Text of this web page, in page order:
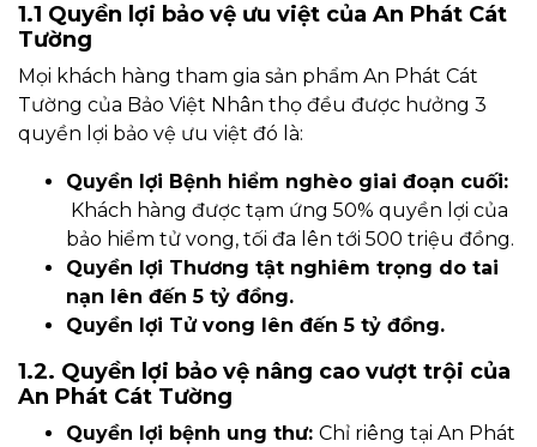
1.1 Quyền lợi bảo vệ ưu việt của An Phát Cát
Tường
Mọi khách hàng tham gia sản phẩm An Phát Cát
Tường của Bảo Việt Nhân thọ đều được hưởng 3
quyền lợi bảo vệ ưu việt đó là:
Quyền lợi Bệnh hiểm nghèo giai đoạn cuối:
Khách hàng được tạm ứng 50% quyền lợi của
bảo hiểm tử vong, tối đa lên tới 500 triệu đồng.
Quyền lợi Thương tật nghiêm trọng do tai
nạn lên đến 5 tỷ đồng.
Quyền lợi Tử vong lên đến 5 tỷ đồng.
1.2. Quyền lợi bảo vệ nâng cao vượt trội của
An Phát Cát Tường
Quyền lợi bệnh ung thư: Chỉ riêng tại An Phát